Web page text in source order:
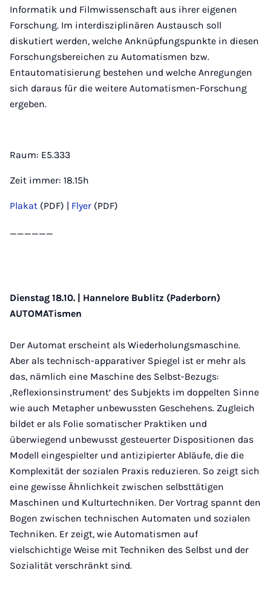
Informatik und Filmwissenschaft aus ihrer eigenen
Forschung. Im interdisziplinären Austausch soll
diskutiert werden, welche Anknüpfungspunkte in diesen
Forschungsbereichen zu Automatismen bzw.
Entautomatisierung bestehen und welche Anregungen
sich daraus für die weitere Automatismen-Forschung
ergeben.
Raum: E5.333
Zeit immer: 18.15h
Plakat (PDF) | Flyer (PDF)
______
Dienstag 18.10. | Hannelore Bublitz (Paderborn)
AUTOMATismen
Der Automat erscheint als Wiederholungsmaschine.
Aber als technisch-apparativer Spiegel ist er mehr als
das, nämlich eine Maschine des Selbst-Bezugs:
‚Reflexionsinstrument‘ des Subjekts im doppelten Sinne
wie auch Metapher unbewussten Geschehens. Zugleich
bildet er als Folie somatischer Praktiken und
überwiegend unbewusst gesteuerter Dispositionen das
Modell eingespielter und antizipierter Abläufe, die die
Komplexität der sozialen Praxis reduzieren. So zeigt sich
eine gewisse Ähnlichkeit zwischen selbsttätigen
Maschinen und Kulturtechniken. Der Vortrag spannt den
Bogen zwischen technischen Automaten und sozialen
Techniken. Er zeigt, wie Automatismen auf
vielschichtige Weise mit Techniken des Selbst und der
Sozialität verschränkt sind.